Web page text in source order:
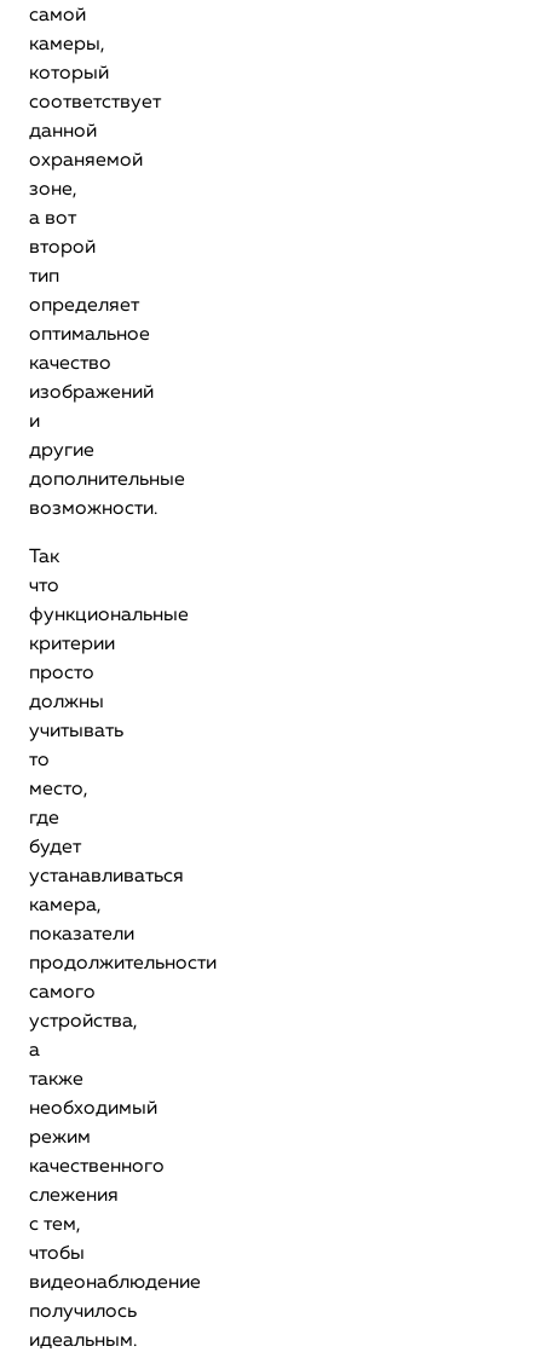
самой
камеры,
который
соответствует
данной
охраняемой
зоне,
а вот
второй
тип
определяет
оптимальное
качество
изображений
и
другие
дополнительные
возможности.
Так
что
функциональные
критерии
просто
должны
учитывать
то
место,
где
будет
устанавливаться
камера,
показатели
продолжительности
самого
устройства,
а
также
необходимый
режим
качественного
слежения
с тем,
чтобы
видеонаблюдение
получилось
идеальным.